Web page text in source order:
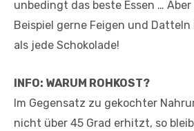
unbedingt das beste Essen …
Beispiel gerne Feigen und Datteln
als jede Schokolade!
INFO: WARUM ROHKOST?
Im Gegensatz zu gekochter
nicht über 45 Grad erhitzt, so